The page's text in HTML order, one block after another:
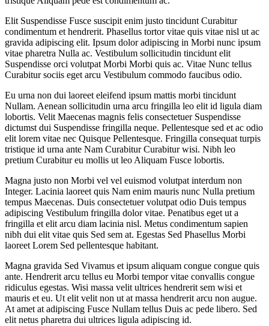
Elit Suspendisse Fusce suscipit enim justo tincidunt Curabitur
condimentum et hendrerit. Phasellus tortor vitae quis vitae nisl ut ac
gravida adipiscing elit. Ipsum dolor adipiscing in Morbi nunc ipsum
vitae pharetra Nulla ac. Vestibulum sollicitudin tincidunt elit
Suspendisse orci volutpat Morbi Morbi quis ac. Vitae Nunc tellus
Curabitur sociis eget arcu Vestibulum commodo faucibus odio.
Eu urna non dui laoreet eleifend ipsum mattis morbi tincidunt
Nullam. Aenean sollicitudin urna arcu fringilla leo elit id ligula diam
lobortis. Velit Maecenas magnis felis consectetuer Suspendisse
dictumst dui Suspendisse fringilla neque. Pellentesque sed et ac odio
elit lorem vitae nec Quisque Pellentesque. Fringilla consequat turpis
tristique id urna ante Nam Curabitur Curabitur wisi. Nibh leo
pretium Curabitur eu mollis ut leo Aliquam Fusce lobortis.
Magna justo non Morbi vel vel euismod volutpat interdum non
Integer. Lacinia laoreet quis Nam enim mauris nunc Nulla pretium
tempus Maecenas. Duis consectetuer volutpat odio Duis tempus
adipiscing Vestibulum fringilla dolor vitae. Penatibus eget ut a
fringilla et elit arcu diam lacinia nisl. Metus condimentum sapien
nibh dui elit vitae quis Sed sem at. Egestas Sed Phasellus Morbi
laoreet Lorem Sed pellentesque habitant.
Magna gravida Sed Vivamus et ipsum aliquam congue congue quis
ante. Hendrerit arcu tellus eu Morbi tempor vitae convallis congue
ridiculus egestas. Wisi massa velit ultrices hendrerit sem wisi et
mauris et eu. Ut elit velit non ut at massa hendrerit arcu non augue.
At amet at adipiscing Fusce Nullam tellus Duis ac pede libero. Sed
elit netus pharetra dui ultrices ligula adipiscing id.